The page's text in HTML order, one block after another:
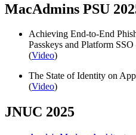
MacAdmins PSU
Achieving End-to-End
Passkeys and Platform
(Video)
The State of Identity on
(Video)
JNUC 2025